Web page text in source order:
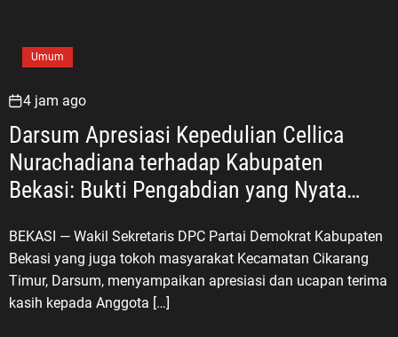
Umum
4 jam ago
Darsum Apresiasi Kepedulian Cellica
Nurachadiana terhadap Kabupaten
Bekasi: Bukti Pengabdian yang Nyata
BEKASI — Wakil Sekretaris DPC Partai Demokrat Kabupaten
Bekasi yang juga tokoh masyarakat Kecamatan Cikarang
Timur, Darsum, menyampaikan apresiasi dan ucapan terima
kasih kepada Anggota […]